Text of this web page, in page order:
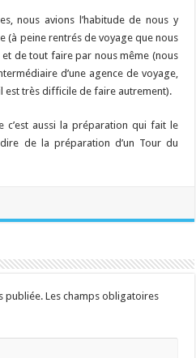
nous avions l’habitude de nous y
(à peine rentrés de voyage que nous
de tout faire par nous même (nous
d’une agence de voyage,
est très difficile de faire autrement).
c’est aussi la préparation qui fait le
de la préparation d’un Tour du
publiée. Les champs obligatoires